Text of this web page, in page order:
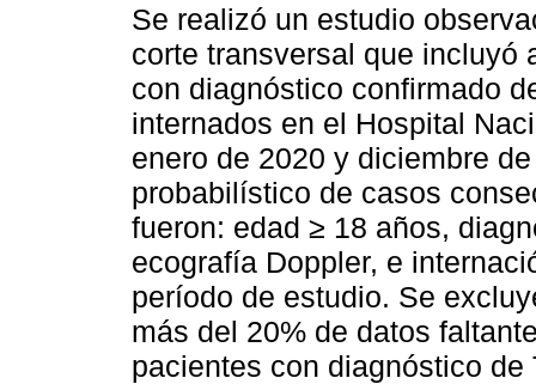
Se realizó un estudio
corte transversal que incluyó
con diagnóstico confirmado
internados en el Hospital
enero de 2020 y diciembre
probabilístico de casos
fueron: edad ≥ 18 años,
ecografía Doppler, e
período de estudio. Se
más del 20% de datos
pacientes con diagnóstico